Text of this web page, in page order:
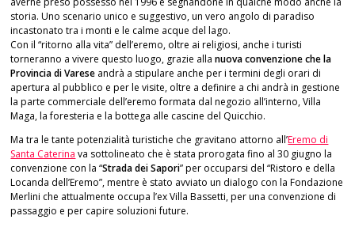
storia. Uno scenario unico e suggestivo, un vero angolo di paradiso
incastonato tra i monti e le calme acque del lago.
Con il “ritorno alla vita” dell’eremo, oltre ai religiosi, anche i turisti
torneranno a vivere questo luogo, grazie allanuova convenzione che la
Provincia di Varese andrà a stipulare anche per i termini degli orari di
apertura al pubblico e per le visite, oltre a definire a chi andrà in gestione
la parte commerciale dell’eremo formata dal negozio all’interno, Villa
Maga, la foresteria e la bottega alle cascine del Quicchio.
Ma tra le tante potenzialità turistiche che gravitano attorno all’Eremo di
Santa Caterina va sottolineato che è stata prorogata fino al 30 giugno la
convenzione con la “Strada dei Sapori” per occuparsi del “Ristoro e della
Locanda dell’Eremo”, mentre è stato avviato un dialogo con la Fondazione
Merlini che attualmente occupa l’ex Villa Bassetti, per una convenzione di
passaggio e per capire soluzioni future.